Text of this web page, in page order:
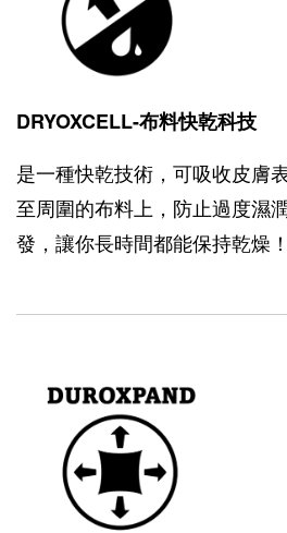
DRYOXCELL-布料快乾科技
是一種快乾技術，可吸收皮膚
至周圍的布料上，防止過度濕
發，讓你長時間都能保持乾燥！